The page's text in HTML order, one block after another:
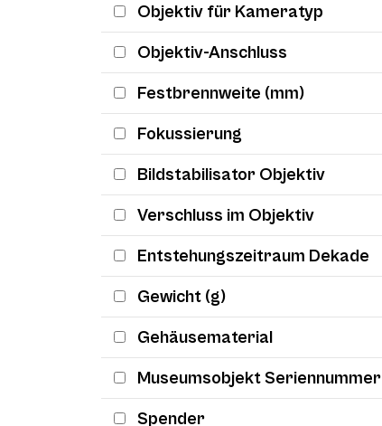
Objektiv für Kameratyp
Objektiv-Anschluss
Festbrennweite (mm)
Fokussierung
Bildstabilisator Objektiv
Verschluss im Objektiv
Entstehungszeitraum Dekade
Gewicht (g)
Gehäusematerial
Museumsobjekt Seriennummer
Spender